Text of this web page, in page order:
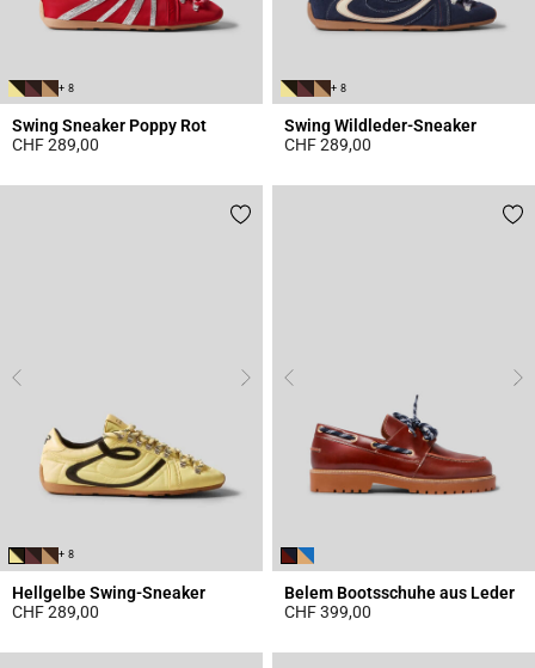
+ 8
Swing Sneaker Poppy Rot
CHF 289,00
+ 8
Swing Wildleder-Sneaker
CHF 289,00
+ 8
Hellgelbe Swing-Sneaker
CHF 289,00
Belem Bootsschuhe aus Leder
CHF 399,00